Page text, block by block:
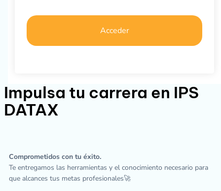
Acceder
Impulsa tu carrera en IPS
DATAX
Comprometidos con tu éxito.
Te entregamos las herramientas y el conocimiento necesario para
que alcances tus metas profesionales🚀